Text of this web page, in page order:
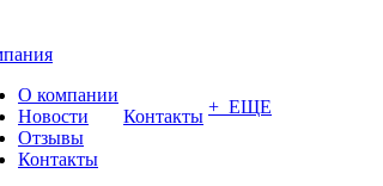
О компании
Новости
Отзывы
Контакты
Контакты + ЕЩЕ